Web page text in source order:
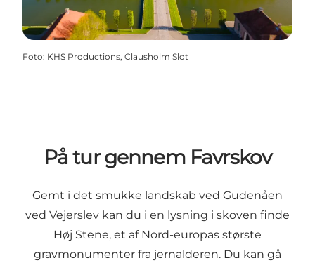
Foto: KHS Productions, Clausholm Slot
På tur gennem Favrskov
Gemt i det smukke landskab ved Gudenåen
ved Vejerslev kan du i en lysning i skoven finde
Høj Stene, et af Nord-europas største
gravmonumenter fra jernalderen. Du kan gå